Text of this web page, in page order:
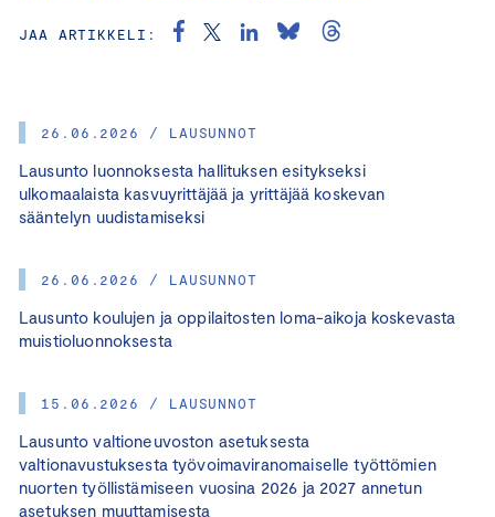
26.06.2026 / LAUSUNNOT
Lausunto luonnoksesta hallituksen esitykseksi
ulkomaalaista kasvuyrittäjää ja yrittäjää koskevan
sääntelyn uudistamiseksi
26.06.2026 / LAUSUNNOT
Lausunto koulujen ja oppilaitosten loma-aikoja koskevasta
muistioluonnoksesta
15.06.2026 / LAUSUNNOT
Lausunto valtioneuvoston asetuksesta
valtionavustuksesta työvoimaviranomaiselle työttömien
nuorten työllistämiseen vuosina 2026 ja 2027 annetun
asetuksen muuttamisesta
JAA ARTIKKELI: